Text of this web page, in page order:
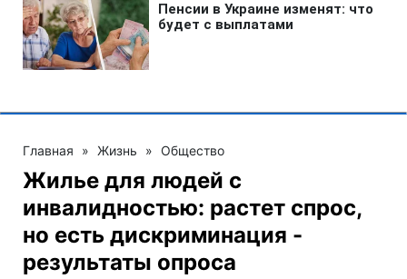
Главная » Жизнь » Общество
Жилье для людей с
инвалидностью: растет спрос,
но есть дискриминация -
результаты опроса